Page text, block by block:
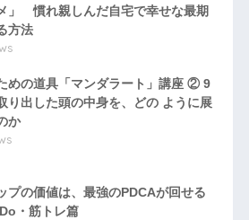
」 慣れ親しんだ自宅で幸せな最期
方法
めの道具「マンダラート」講座 ② 9
り出した頭の中身を、どの ように展
か
プの価値は、最強のPDCAが回せる
・筋トレ篇